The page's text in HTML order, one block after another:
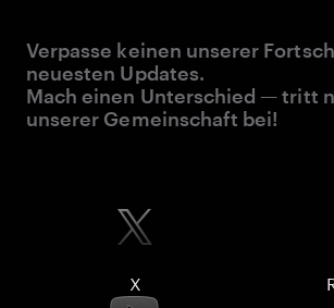
Verpasse keinen unserer
neuesten Updates.
Mach einen Unterschied — tritt
unserer Gemeinschaft bei!
X